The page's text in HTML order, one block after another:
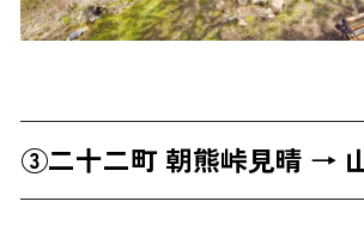
③二十二町 朝熊峠見晴 →